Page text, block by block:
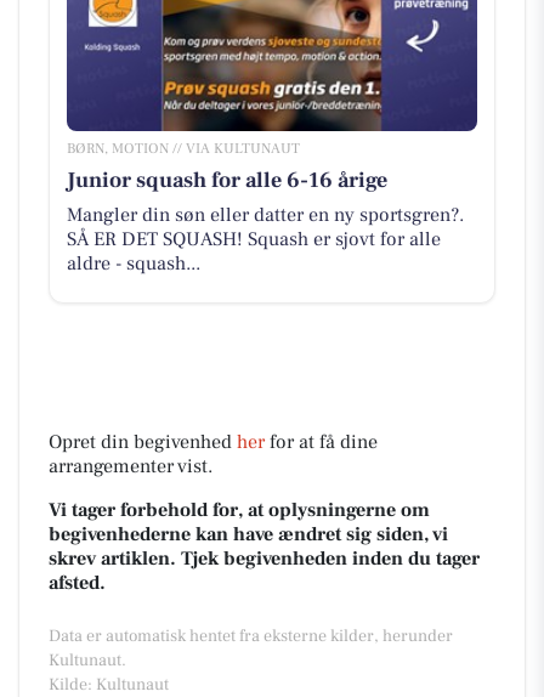
BØRN, MOTION // VIA KULTUNAUT
Junior squash for alle 6-16 årige
Mangler din søn eller datter en ny sportsgren?.
SÅ ER DET SQUASH! Squash er sjovt for alle
aldre - squash...
Opret din begivenhed herfor at få dine
arrangementer vist.
Vi tager forbehold for, at oplysningerne om
begivenhederne kan have ændret sig siden, vi
skrev artiklen. Tjek begivenheden inden du tager
afsted.
Data er automatisk hentet fra eksterne kilder, herunder
Kultunaut.
Kilde: Kultunaut